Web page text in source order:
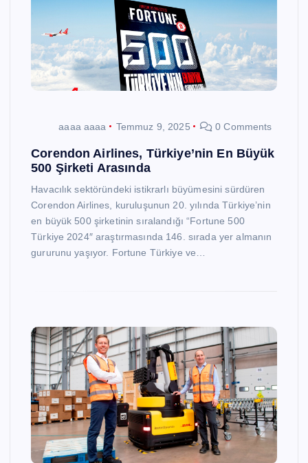
aaaa aaaa Temmuz 9, 2025 0 Comments
Corendon Airlines, Türkiye’nin En Büyük
500 Şirketi Arasında
Havacılık sektöründeki istikrarlı büyümesini sürdüren
Corendon Airlines, kuruluşunun 20. yılında Türkiye’nin
en büyük 500 şirketinin sıralandığı “Fortune 500
Türkiye 2024″ araştırmasında 146. sırada yer almanın
gururunu yaşıyor. Fortune Türkiye ve…